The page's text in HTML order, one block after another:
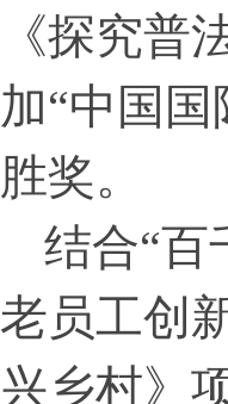
《探究普
加“中国
胜奖。
结合“百
老员工创
兴乡村》